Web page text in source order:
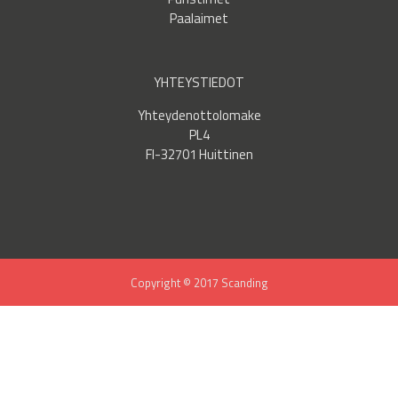
Paalaimet
YHTEYSTIEDOT
Yhteydenottolomake
PL4
FI-32701 Huittinen
Copyright © 2017 Scanding